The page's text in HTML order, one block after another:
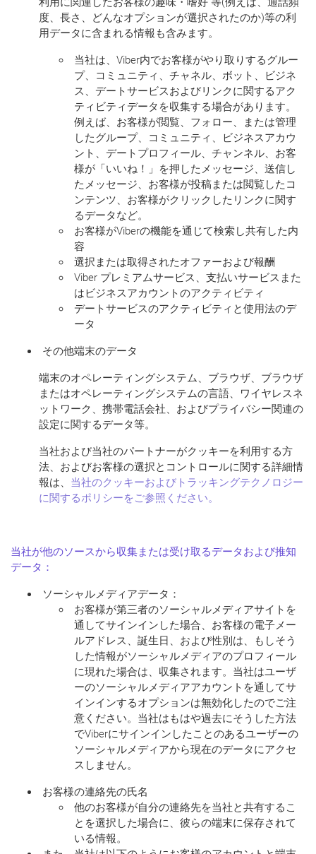
度、長さ、どんなオプションが選択されたのか)等の利
用データに含まれる情報も含みます。
当社は、Viber内でお客様がやり取りするグルー
プ、コミュニティ、チャネル、ボット、ビジネ
ス、デートサービスおよびリンクに関するアク
ティビティデータを収集する場合があります。
例えば、お客様が閲覧、フォロー、または管理
したグループ、コミュニティ、ビジネスアカウ
ント、デートプロフィール、チャンネル、お客
様が「いいね！」を押したメッセージ、送信し
たメッセージ、お客様が投稿または閲覧したコ
ンテンツ、お客様がクリックしたリンクに関す
るデータなど。
お客様がViberの機能を通じて検索し共有した内
容
選択または取得されたオファーおよび報酬
Viber プレミアムサービス、支払いサービスまた
はビジネスアカウントのアクティビティ
デートサービスのアクティビティと使用法のデ
ータ
その他端末のデータ
端末のオペレーティングシステム、ブラウザ、ブラウザ
またはオペレーティングシステムの言語、ワイヤレスネ
ットワーク、携帯電話会社、およびプライバシー関連の
設定に関するデータ等。
当社および当社のパートナーがクッキーを利用する方
法、およびお客様の選択とコントロールに関する詳細情
報は、 当社のクッキーおよびトラッキングテクノロジー
に関するポリシーをご参照ください。
当社が他のソースから収集または受け取るデータおよび推知
データ：
ソーシャルメディアデータ：
お客様が第三者のソーシャルメディアサイトを
通してサインインした場合、お客様の電子メー
ルアドレス、誕生日、および性別は、もしそう
した情報がソーシャルメディアのプロフィール
に現れた場合は、収集されます。当社はユーザ
ーのソーシャルメディアアカウントを通してサ
インインするオプションは無効化したのでご注
意ください。当社はもはや過去にそうした方法
でViberにサインインしたことのあるユーザーの
ソーシャルメディアから現在のデータにアクセ
スしません。
お客様の連絡先の氏名
他のお客様が自分の連絡先を当社と共有するこ
とを選択した場合に、彼らの端末に保存されて
いる情報。